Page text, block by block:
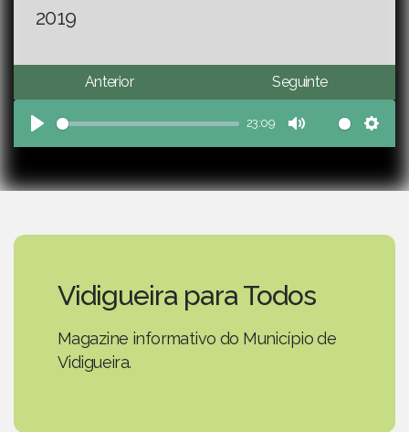
2019
Anterior Seguinte
Play
23:09
Mute
Vidigueira para Todos
Magazine informativo do Município de
Vidigueira.